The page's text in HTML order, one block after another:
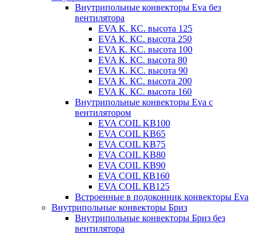
Внутрипольные конвекторы Eva без
вентилятора
EVA K. КС. высота 125
EVA К. КС. высота 250
EVA К. KС. высота 100
EVA К. КС. высота 80
EVA К. KC. высота 90
EVA К. КС. высота 200
EVA К. КС. высота 160
Внутрипольные конвекторы Eva с
вентилятором
EVA COIL KB100
EVA COIL KB65
EVA COIL KB75
EVA COIL KB80
EVA COIL KB90
EVA COIL КВ160
EVA COIL КВ125
Встроенные в подоконник конвекторы Eva
Внутрипольные конвекторы Бриз
Внутрипольные конвекторы Бриз без
вентилятора